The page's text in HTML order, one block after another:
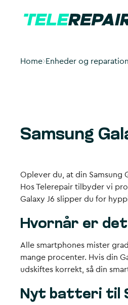
Home Enheder og
Samsung
Oplever du, at din
Hos Telerepair tilbyder vi
Galaxy J6 slipper du for
Hvornår er
Alle smartphones mister
mange procenter. Hvis din
udskiftes korrekt, så din
Nyt batteri til